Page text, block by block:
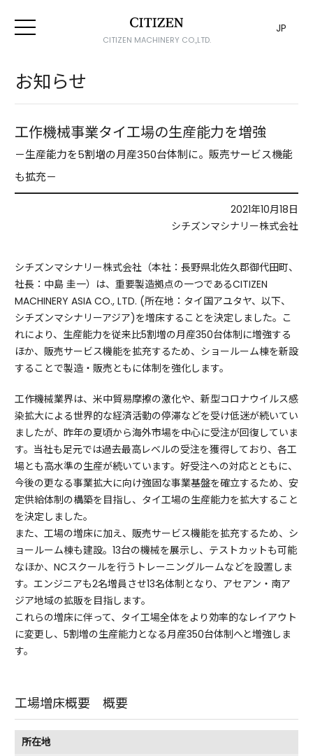
CITIZEN MACHINERY CO.,LTD.
JP
お知らせ
工作機械事業タイ工場の生産能力を増強
－生産能力を5割増の月産350台体制に。販売サービス機能
も拡充－
2021年10月18日
シチズンマシナリー株式会社
シチズンマシナリー株式会社（本社：長野県北佐久郡御代田町、
社長：中島 圭一）は、重要製造拠点の一つであるCITIZEN
MACHINERY ASIA CO., LTD. (所在地：タイ国アユタヤ、以下、
シチズンマシナリーアジア)を増床することを決定しました。こ
れにより、生産能力を従来比5割増の月産350台体制に増強する
ほか、販売サービス機能を拡充するため、ショールーム棟を新設
することで製造・販売ともに体制を強化します。
工作機械業界は、米中貿易摩擦の激化や、新型コロナウイルス感
染拡大による世界的な経済活動の停滞などを受け低迷が続いてい
ましたが、昨年の夏頃から海外市場を中心に受注が回復していま
す。当社も足元では過去最高レベルの受注を獲得しており、各工
場とも高水準の生産が続いています。好受注への対応とともに、
今後の更なる事業拡大に向け強固な事業基盤を確立するため、安
定供給体制の構築を目指し、タイ工場の生産能力を拡大すること
を決定しました。
また、工場の増床に加え、販売サービス機能を拡充するため、シ
ョールーム棟も建設。13台の機械を展示し、テストカットも可能
なほか、NCスクールを行うトレーニングルームなどを設置しま
す。エンジニアも2名増員させ13名体制となり、アセアン・南ア
ジア地域の拡販を目指します。
これらの増床に伴って、タイ工場全体をより効率的なレイアウト
に変更し、5割増の生産能力となる月産350台体制へと増強しま
す。
工場増床概要 概要
所在地